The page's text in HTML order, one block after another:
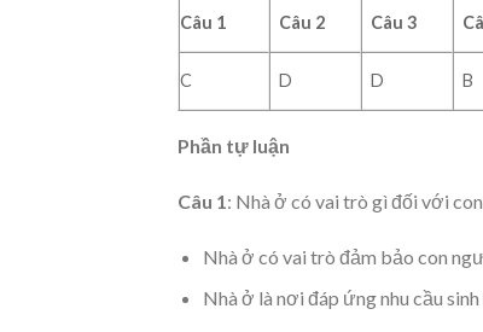
Câu 1 Câu 2 Câu 3
C D D B
Phần tự luận
Câu 1: Nhà ở có vai trò gì đối với
Nhà ở có vai trò đảm bảo con
Nhà ở là nơi đáp ứng nhu cầu